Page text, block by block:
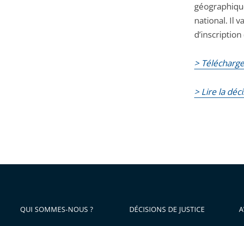
national. Il
>
> Lire la
QUI SOMMES-NOUS ? DÉCISIONS DE JUSTICE